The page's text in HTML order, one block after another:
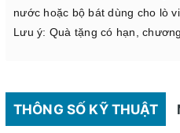
nước hoặc bộ bát dùng cho lò
Lưu ý: Quà tặng có hạn,
THÔNG SỐ KỸ THUẬT